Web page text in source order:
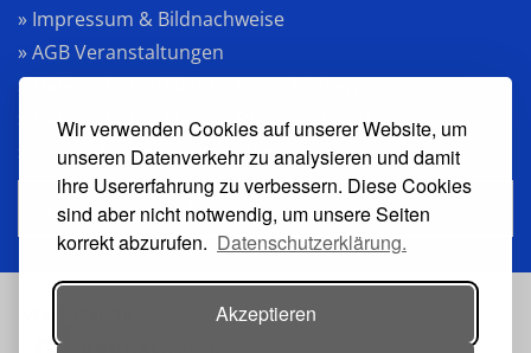
Wir verwenden Cookies auf unserer Website, um
unseren Datenverkehr zu analysieren und damit
ihre Usererfahrung zu verbessern. Diese Cookies
sind aber nicht notwendig, um unsere Seiten
korrekt abzurufen. Datenschutzerklärung.
Akzeptieren
» Impressum & Bildnachweise
» AGB Veranstaltungen
» Datenschutzerklärung Heise Medien
» Datenschutzerklärung Rheinwerk Verlag
» Cookie-Einstellungen ändern
» Vertrag widerrufen